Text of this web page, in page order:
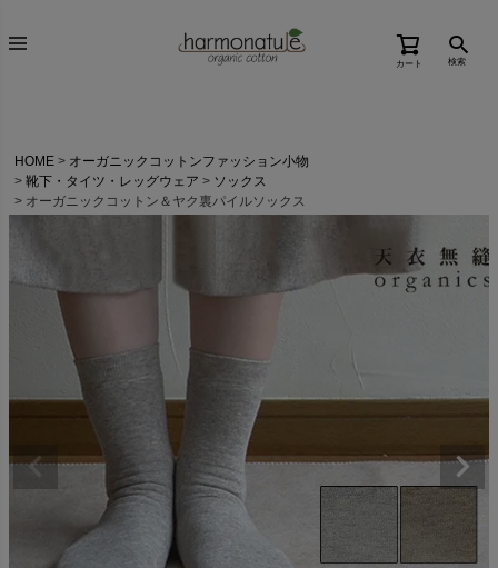
カート 検索
HOME
オーガニックコットンファッション小物
靴下・タイツ・レッグウェア
ソックス
オーガニックコットン＆ヤク裏パイルソックス